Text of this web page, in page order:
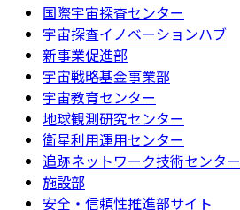
国際宇宙探査センター
宇宙探査イノベーションハブ
新事業促進部
宇宙戦略基金事業部
宇宙教育センター
地球観測研究センター
衛星利用運用センター
追跡ネットワーク技術センター
施設部
安全・信頼性推進部サイト